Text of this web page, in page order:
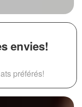
envies!
préférés!